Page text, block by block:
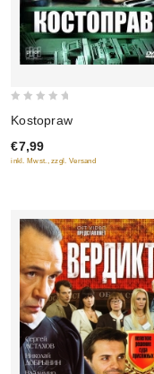
of
5
Kostopraw
€7,99
inkl. Mwst., zzgl. Versand